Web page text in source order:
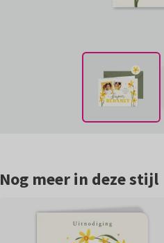
Nog meer in deze stijl